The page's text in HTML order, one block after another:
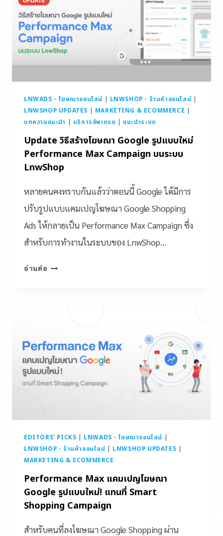
LNWADS - โฆษณาออนไลน์ LNWSHOP - ร้านค้าออนไลน์
LNWSHOP UPDATES
MARKETING & ECOMMERCE
บทความแนะนำ
บริการอัพเกรด แนะนำระบบ
Update วิธีสร้างโฆษณา Google รูปแบบใหม่
Performance Max Campaign บนระบบ
LnwShop
หลายคนคงทราบกันแล้วว่าตอนนี้ Google ได้มีการ
ปรับรูปแบบแคมเปญโฆษณา Google Shopping
Ads ให้กลายเป็น Performance Max Campaign ซึ่ง
สำหรับการทำงานในระบบของ LnwShop…
อ่านต่อ
EDITORS' PICKS LNWADS - โฆษณาออนไลน์
LNWSHOP - ร้านค้าออนไลน์
LNWSHOP UPDATES
MARKETING & ECOMMERCE
Performance Max แคมเปญโฆษณา
Google รูปแบบใหม่! แทนที่ Smart
Shopping Campaign
สำหรับคนที่ลงโฆษณา Google Shopping ผ่าน